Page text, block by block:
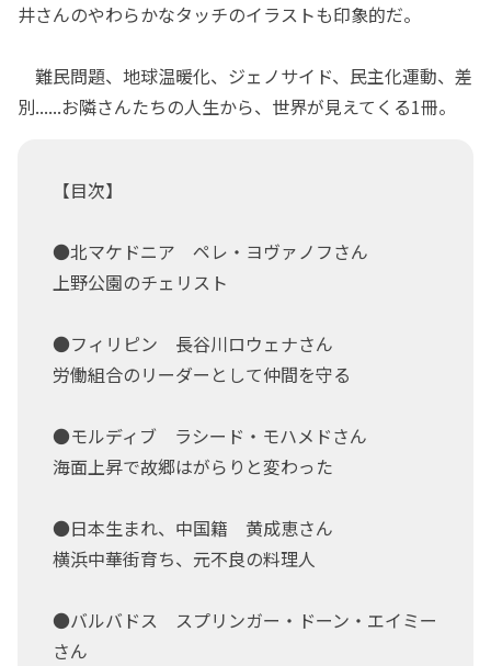
井さんのやわらかなタッチのイラストも印象的だ。
難民問題、地球温暖化、ジェノサイド、民主化運動、差
別......お隣さんたちの人生から、世界が見えてくる1冊。
【目次】
●北マケドニア ペレ・ヨヴァノフさん
上野公園のチェリスト
●フィリピン 長谷川ロウェナさん
労働組合のリーダーとして仲間を守る
●モルディブ ラシード・モハメドさん
海面上昇で故郷はがらりと変わった
●日本生まれ、中国籍 黄成恵さん
横浜中華街育ち、元不良の料理人
●バルバドス スプリンガー・ドーン・エイミー
さん